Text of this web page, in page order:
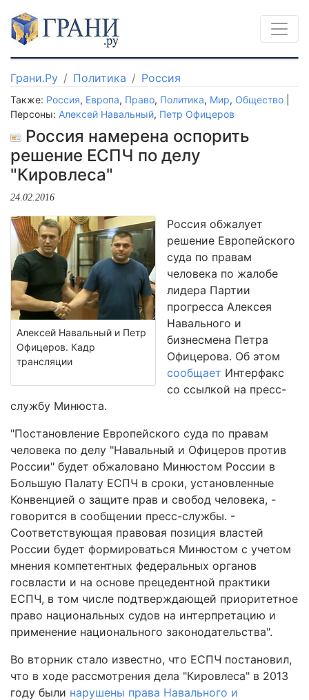
Грани.Ру Политика Россия
Также: Россия, Европа, Право, Политика, Мир, Общество
Персоны: Алексей Навальный, Петр Офицеров
Россия намерена оспорить
решение ЕСПЧ по делу
"Кировлеса"
24.02.2016
Алексей Навальный и Петр
Офицеров. Кадр
трансляции
Россия обжалует
решение Европейского
суда по правам
человека по жалобе
лидера Партии
прогресса Алексея
Навального и
бизнесмена Петра
Офицерова. Об этом
сообщает Интерфакс
со ссылкой на пресс-
службу Минюста.
"Постановление Европейского суда по правам
человека по делу "Навальный и Офицеров против
России" будет обжаловано Минюстом России в
Большую Палату ЕСПЧ в сроки, установленные
Конвенцией о защите прав и свобод человека, -
говорится в сообщении пресс-службы. -
Соответствующая правовая позиция властей
России будет формироваться Минюстом с учетом
мнения компетентных федеральных органов
госвласти и на основе прецедентной практики
ЕСПЧ, в том числе подтверждающей приоритетное
право национальных судов на интерпретацию и
применение национального законодательства".
Во вторник стало известно, что ЕСПЧ постановил,
что в ходе рассмотрения дела "Кировлеса" в 2013
году были нарушены права Навального и